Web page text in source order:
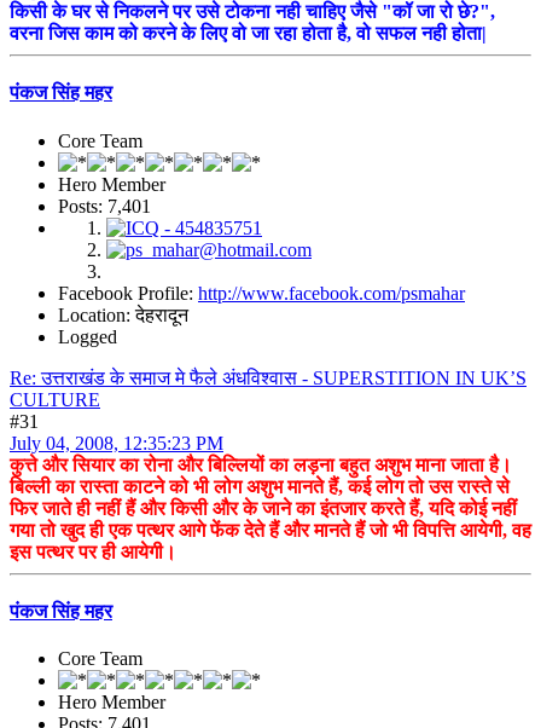
किसी के घर से निकलने पर उसे टोकना नही चाहिए जैसे "कॉ जा रो छे?",
वरना जिस काम को करने के लिए वो जा रहा होता है, वो सफल नही होता|
पंकज सिंह महर
Core Team
Hero Member
Posts: 7,401
Facebook Profile: http://www.facebook.com/psmahar
Location: देहरादून
Logged
Re: उत्तराखंड के समाज मे फैले अंधविश्वास - SUPERSTITION IN UK’S
CULTURE
#31
July 04, 2008, 12:35:23 PM
कुत्ते और सियार का रोना और बिल्लियों का लड़ना बहुत अशुभ माना जाता है।
बिल्ली का रास्ता काटने को भी लोग अशुभ मानते हैं, कई लोग तो उस रास्ते से
फिर जाते ही नहीं हैं और किसी और के जाने का इंतजार करते हैं, यदि कोई नहीं
गया तो खुद ही एक पत्थर आगे फेंक देते हैं और मानते हैं जो भी विपत्ति आयेगी, वह
इस पत्थर पर ही आयेगी।
पंकज सिंह महर
Core Team
Hero Member